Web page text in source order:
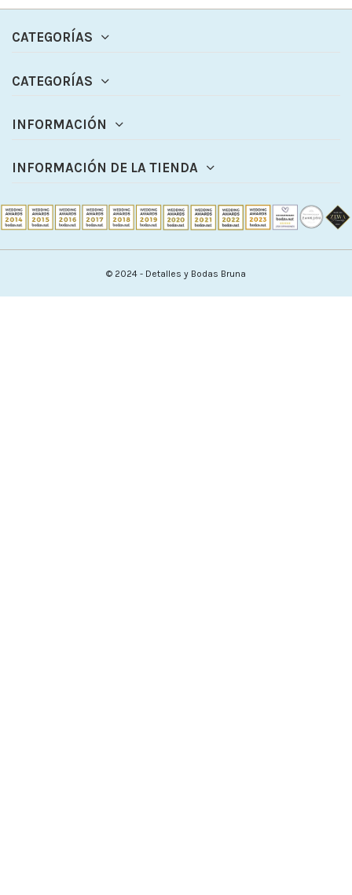
CATEGORÍAS
CATEGORÍAS
INFORMACIÓN
INFORMACIÓN DE LA TIENDA
© 2024 - Detalles y Bodas Bruna